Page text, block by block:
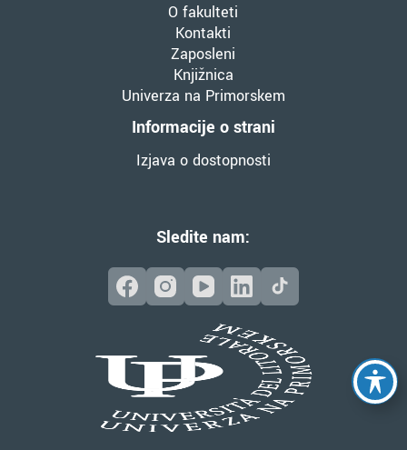
O fakulteti
Kontakti
Zaposleni
Knjižnica
Univerza na Primorskem
Informacije o strani
Izjava o dostopnosti
Sledite nam: